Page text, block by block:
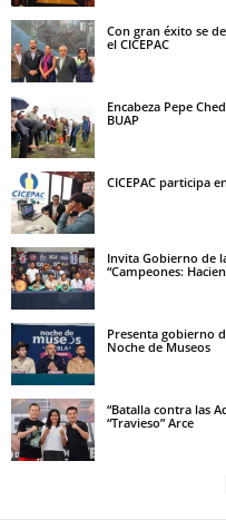
Con gran éxito se
el CICEPAC
Encabeza Pepe
BUAP
CICEPAC participa
Invita Gobierno de
“Campeones:
Presenta gobierno
Noche de Museos
“Batalla contra las
“Travieso” Arce